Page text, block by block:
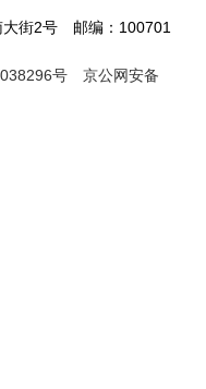
大街2号 邮编：100701
号
京公网安备